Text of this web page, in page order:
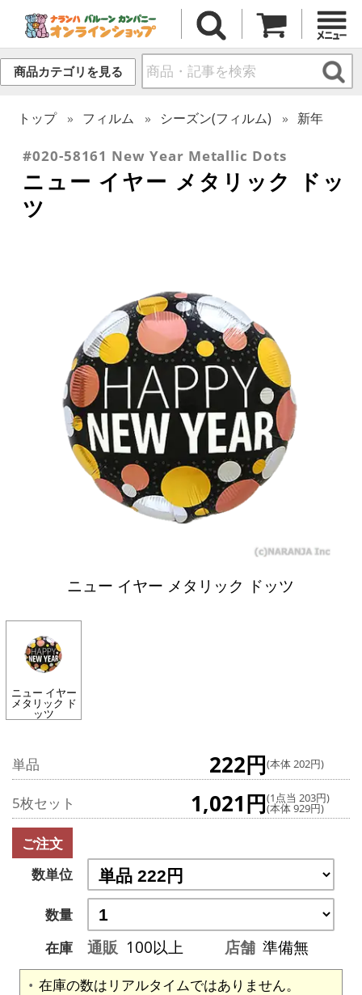
商品カテゴリを見る
トップ フィルム シーズン(フィルム) 新年
#020-58161 New Year Metallic Dots
ニュー イヤー メタリック ドッ
ツ
ニュー イヤー メタリック ドッツ
ニュー イヤー
メタリック ド
ッツ
単品 222円(本体 202円)
5枚セット 1,021円(1点当 203円)
(本体 929円)
ご注文
数単位
数量
在庫
通販 100以上 店舗 準備無
在庫の数はリアルタイムではありません。